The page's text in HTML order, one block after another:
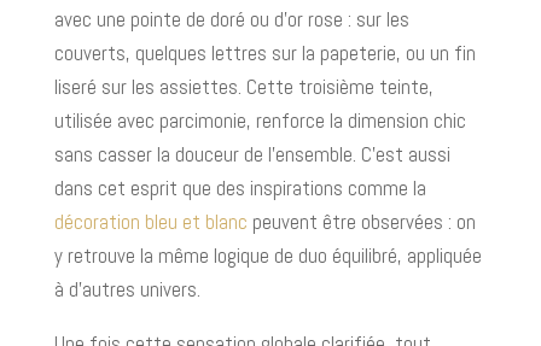
avec une pointe de doré ou d’or rose : sur les
couverts, quelques lettres sur la papeterie, ou un fin
liseré sur les assiettes. Cette troisième teinte,
utilisée avec parcimonie, renforce la dimension chic
sans casser la douceur de l’ensemble. C’est aussi
dans cet esprit que des inspirations comme la
décoration bleu et blanc peuvent être observées : on
y retrouve la même logique de duo équilibré, appliquée
à d’autres univers.